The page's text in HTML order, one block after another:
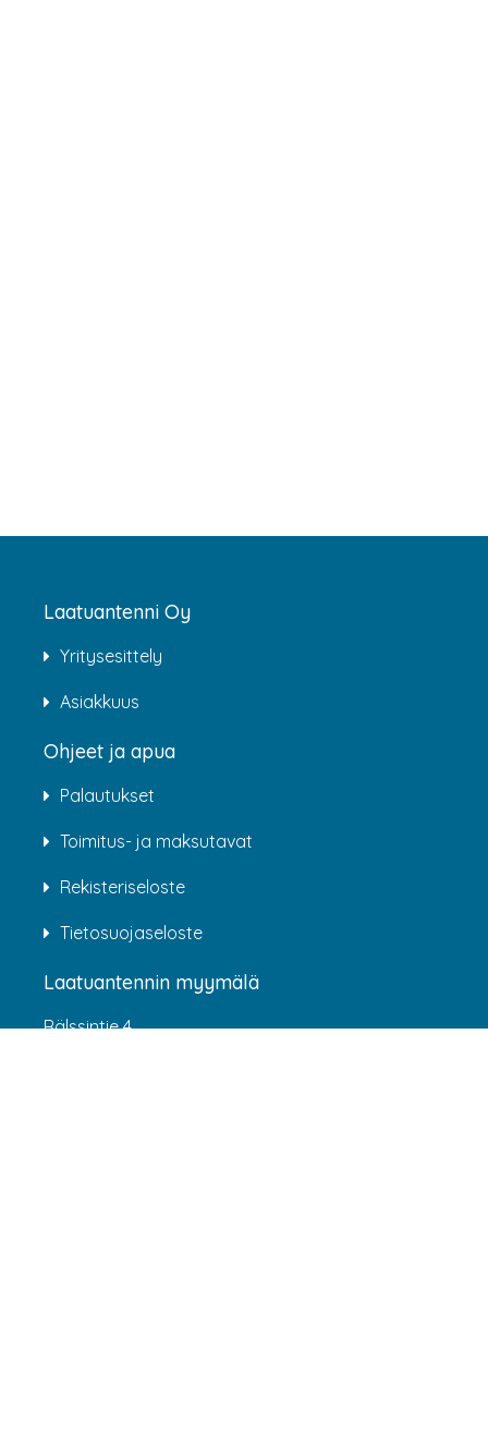
Laatuantenni Oy
Yritysesittely
Asiakkuus
Ohjeet ja apua
Palautukset
Toimitus- ja maksutavat
Rekisteriseloste
Tietosuojaseloste
Laatuantennin myymälä
Rälssintie 4